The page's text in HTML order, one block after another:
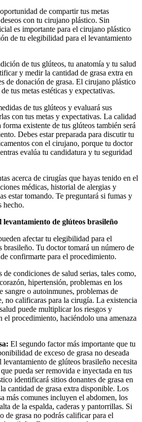
de compartir tus metas
con tu cirujano plástico. Sin
es importante para el cirujano plástico
de tu elegibilidad para el levantamiento
de tus glúteos, tu anatomía y tu salud
y medir la cantidad de grasa extra en
de donación de grasa. El cirujano plástico
tus metas estéticas y expectativas.
de tus glúteos y evaluará sus
con tus metas y expectativas. La calidad
existente de tus glúteos también será
Debes estar preparada para discutir tu
con el cirujano, porque tu doctor
evalúa tu candidatura y tu seguridad
acerca de cirugías que hayas tenido en el
médicas, historial de alergias y
estar tomando. Te preguntará si fumas y
hecho.
de glúteos brasileño
afectar tu elegibilidad para el
brasileño. Tu doctor tomará un número de
confirmarte para el procedimiento.
de condiciones de salud serias, tales como,
hipertensión, problemas en los
sangre o autoinmunes, problemas de
no calificaras para la cirugía. La existencia
puede multiplicar los riesgos y
el procedimiento, haciéndolo una amenaza
El segundo factor más importante que tu
de exceso de grasa no deseada
levantamiento de glúteos brasileño necesita
pueda ser removida e inyectada en tus
identificará sitios donantes de grasa en
cantidad de grasa extra disponible. Los
más comunes incluyen el abdomen, los
de la espalda, caderas y pantorrillas. Si
de grasa no podrás calificar para el